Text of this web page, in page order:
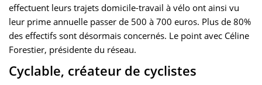
effectuent leurs trajets domicile-travail à vélo ont ainsi vu
leur prime annuelle passer de 500 à 700 euros. Plus de 80%
des effectifs sont désormais concernés. Le point avec Céline
Forestier, présidente du réseau.
Cyclable, créateur de cyclistes